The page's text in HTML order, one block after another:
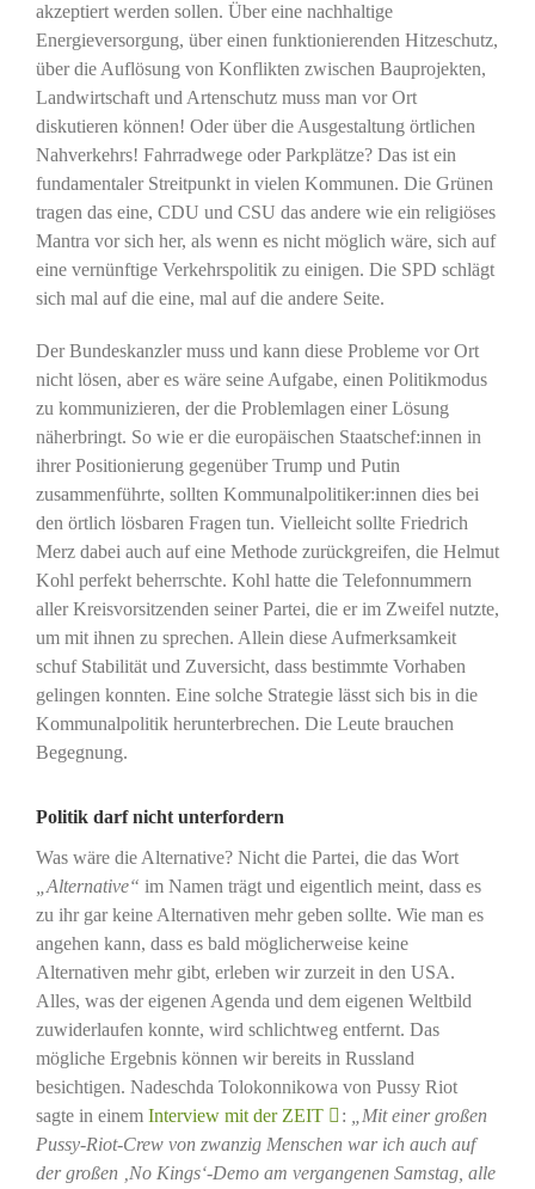
akzeptiert werden sollen. Über eine nachhaltige
Energieversorgung, über einen funktionierenden Hitzeschutz,
über die Auflösung von Konflikten zwischen Bauprojekten,
Landwirtschaft und Artenschutz muss man vor Ort
diskutieren können! Oder über die Ausgestaltung örtlichen
Nahverkehrs! Fahrradwege oder Parkplätze? Das ist ein
fundamentaler Streitpunkt in vielen Kommunen. Die Grünen
tragen das eine, CDU und CSU das andere wie ein religiöses
Mantra vor sich her, als wenn es nicht möglich wäre, sich auf
eine vernünftige Verkehrspolitik zu einigen. Die SPD schlägt
sich mal auf die eine, mal auf die andere Seite.
Der Bundeskanzler muss und kann diese Probleme vor Ort
nicht lösen, aber es wäre seine Aufgabe, einen Politikmodus
zu kommunizieren, der die Problemlagen einer Lösung
näherbringt. So wie er die europäischen Staatschef:innen in
ihrer Positionierung gegenüber Trump und Putin
zusammenführte, sollten Kommunalpolitiker:innen dies bei
den örtlich lösbaren Fragen tun. Vielleicht sollte Friedrich
Merz dabei auch auf eine Methode zurückgreifen, die Helmut
Kohl perfekt beherrschte. Kohl hatte die Telefonnummern
aller Kreisvorsitzenden seiner Partei, die er im Zweifel nutzte,
um mit ihnen zu sprechen. Allein diese Aufmerksamkeit
schuf Stabilität und Zuversicht, dass bestimmte Vorhaben
gelingen konnten. Eine solche Strategie lässt sich bis in die
Kommunalpolitik herunterbrechen. Die Leute brauchen
Begegnung.
Politik darf nicht unterfordern
Was wäre die Alternative? Nicht die Partei, die das Wort
„Alternative“ im Namen trägt und eigentlich meint, dass es
zu ihr gar keine Alternativen mehr geben sollte. Wie man es
angehen kann, dass es bald möglicherweise keine
Alternativen mehr gibt, erleben wir zurzeit in den USA.
Alles, was der eigenen Agenda und dem eigenen Weltbild
zuwiderlaufen konnte, wird schlichtweg entfernt. Das
mögliche Ergebnis können wir bereits in Russland
besichtigen. Nadeschda Tolokonnikowa von Pussy Riot
sagte in einem Interview mit der ZEIT :
„Mit einer großen
Pussy-Riot-Crew von zwanzig Menschen war ich auch auf
der großen ‚No Kings‘-Demo am vergangenen Samstag, alle